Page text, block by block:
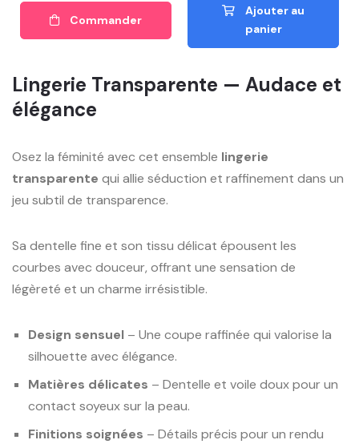
Commander
Ajouter au
panier
Lingerie Transparente — Audace et
élégance
Osez la féminité avec cet ensemble lingerie
transparente qui allie séduction et raffinement dans un
jeu subtil de transparence.
Sa dentelle fine et son tissu délicat épousent les
courbes avec douceur, offrant une sensation de
légèreté et un charme irrésistible.
Design sensuel – Une coupe raffinée qui valorise la
silhouette avec élégance.
Matières délicates – Dentelle et voile doux pour un
contact soyeux sur la peau.
Finitions soignées – Détails précis pour un rendu